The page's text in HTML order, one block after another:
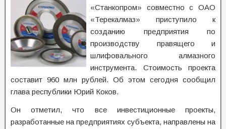
«Станкопром» совместно с ОАО
«Терекалмаз» приступило к
созданию предприятия по
производству правящего и
шлифовального алмазного
инструмента. Стоимость проекта
составит 960 млн рублей. Об этом сегодня сообщил
глава республики Юрий Коков.
Он отметил, что все инвестиционные проекты,
разработанные на предприятиях субъекта, направлены на